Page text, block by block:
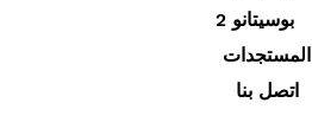
بوسيتانو 2
المستجدات
اتصل بنا